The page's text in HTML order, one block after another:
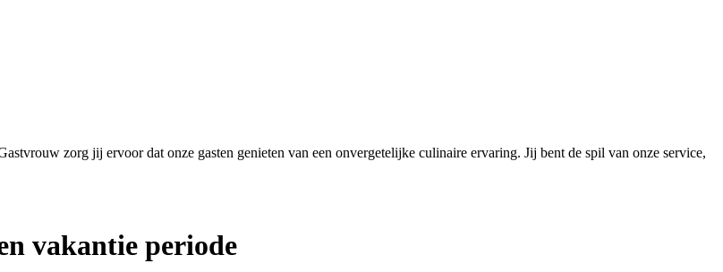
zorg jij ervoor dat onze gasten genieten van een onvergetelijke culinaire ervaring. Jij bent de spil van onze service,
vakantie periode